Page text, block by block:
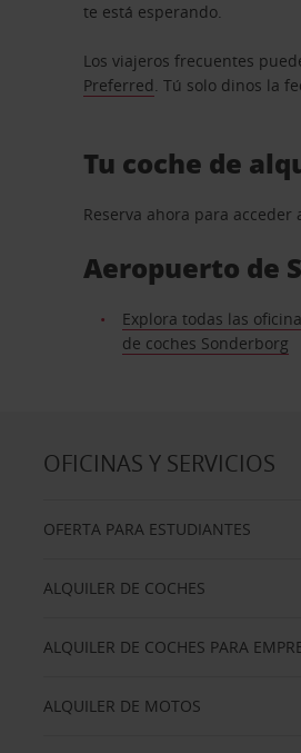
te está esperando.
Los viajeros frecuentes
Preferred. Tú solo dinos la
Tu coche de
Reserva ahora para acceder
Aeropuerto de
Explora todas las
de coches Sonderborg
OFICINAS Y SERVICIOS
OFERTA PARA ESTUDIANTES
ALQUILER DE COCHES
ALQUILER DE COCHES PARA
ALQUILER DE MOTOS